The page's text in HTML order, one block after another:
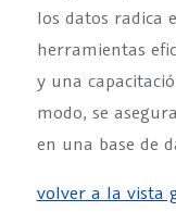
los datos radica
herramientas
y una
modo, se
en una base de
volver a la vista